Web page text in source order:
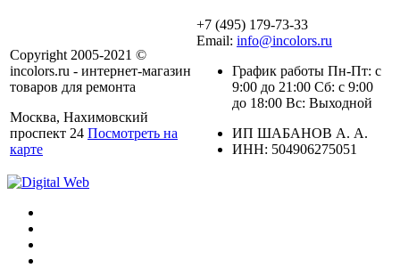
Copyright 2005-2021 ©
incolors.ru - интернет-магазин
товаров для ремонта
Москва, Нахимовский
проспект 24 Посмотреть на
карте
+7 (495) 179-73-33
Email: info@incolors.ru
График работы Пн-Пт: с
9:00 до 21:00 Сб: с 9:00
до 18:00 Вс: Выходной
ИП ШАБАНОВ А. А.
ИНН: 504906275051